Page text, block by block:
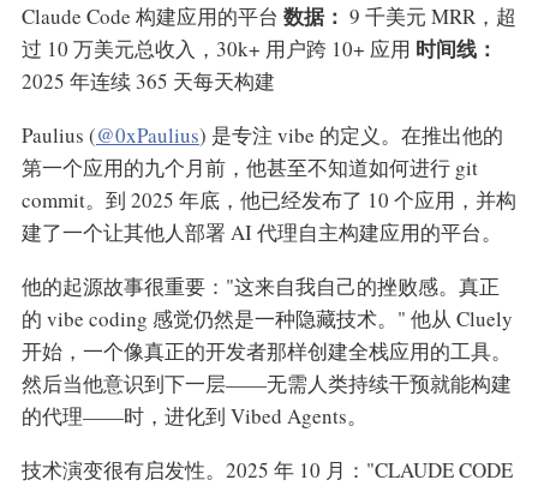
Claude Code 构建应用的平台 数据： 9 千美元 MRR，超
过 10 万美元总收入，30k+ 用户跨 10+ 应用 时间线：
2025 年连续 365 天每天构建
Paulius (@0xPaulius) 是专注 vibe 的定义。在推出他的
第一个应用的九个月前，他甚至不知道如何进行 git
commit。到 2025 年底，他已经发布了 10 个应用，并构
建了一个让其他人部署 AI 代理自主构建应用的平台。
他的起源故事很重要："这来自我自己的挫败感。真正
的 vibe coding 感觉仍然是一种隐藏技术。" 他从 Cluely
开始，一个像真正的开发者那样创建全栈应用的工具。
然后当他意识到下一层——无需人类持续干预就能构建
的代理——时，进化到 Vibed Agents。
技术演变很有启发性。2025 年 10 月："CLAUDE CODE